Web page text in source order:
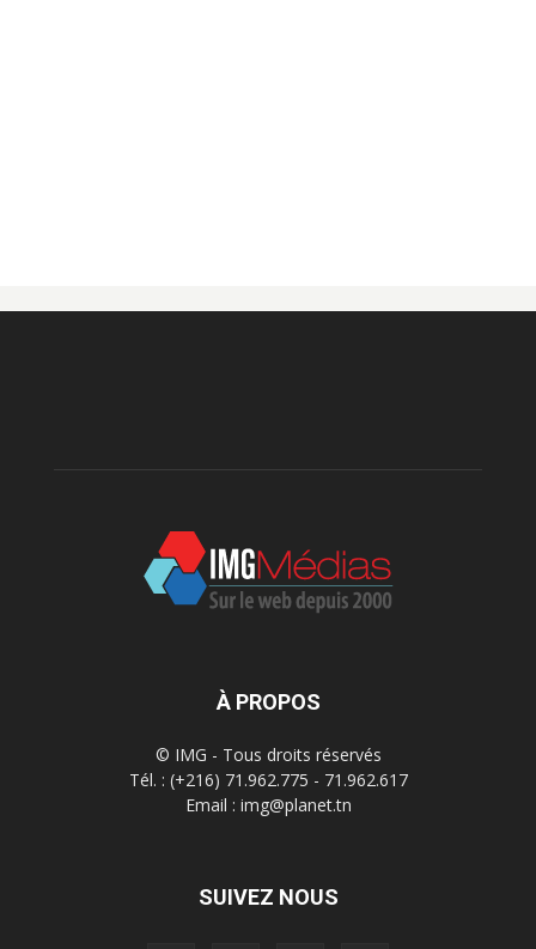
À PROPOS
© IMG - Tous droits réservés
Tél. : (+216) 71.962.775 - 71.962.617
Email : img@planet.tn
SUIVEZ NOUS